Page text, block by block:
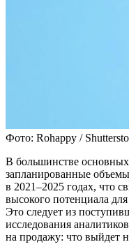
Фото: Rohappy /
В большинстве
запланированные
в 2021–2025 годах, что
высокого потенциала
Это следует из
исследования
на продажу: что выйдет